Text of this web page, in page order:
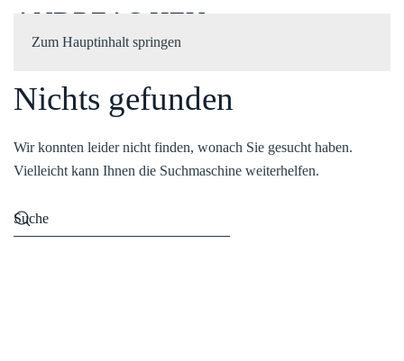
Zum Hauptinhalt springen
ANDREAS HEU
Nichts gefunden
Wir konnten leider nicht finden, wonach Sie gesucht haben.
Vielleicht kann Ihnen die Suchmaschine weiterhelfen.